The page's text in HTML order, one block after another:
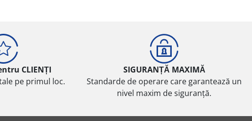
CLIENȚI
pe primul loc.
SIGURANȚĂ MAXIMĂ
Standarde de operare care garantează un
nivel maxim de siguranță.